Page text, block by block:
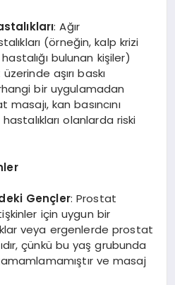
: Ağır
(örneğin, kalp krizi
bulunan kişiler)
aşırı baskı
bir uygulamadan
masajı, kan basıncını
olanlarda riski
Gençler: Prostat
için uygun bir
veya ergenlerde prostat
çünkü bu yaş grubunda
ve masaj